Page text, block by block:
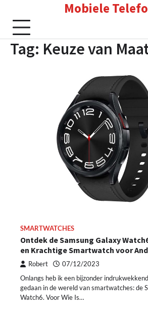
content
Mobiele
Tag: Keuze van
SMARTWATCHES
Ontdek de Samsung Galaxy
en Krachtige Smartwatch voor
Robert 07/12/2023
Onlangs heb ik een bijzonder
gedaan in de wereld van smartwatches: de
Watch6. Voor Wie Is…